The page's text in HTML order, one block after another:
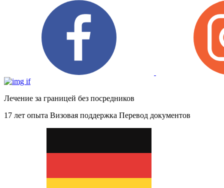
Лечение за границей без посредников
17 лет опыта Визовая поддержка Перевод документов